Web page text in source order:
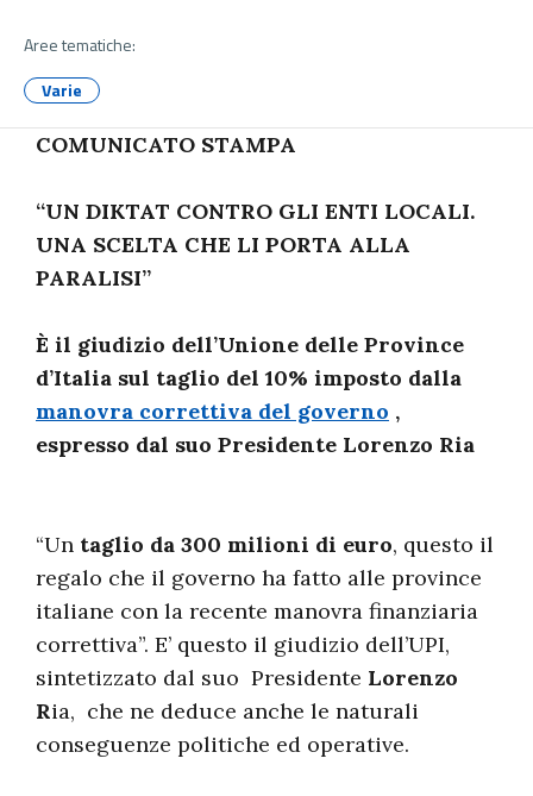
Aree tematiche:
Varie
COMUNICATO STAMPA
“UN DIKTAT CONTRO GLI ENTI LOCALI.
UNA SCELTA CHE LI PORTA ALLA
PARALISI”
È il giudizio dell’Unione delle Province
d’Italia sul taglio del 10% imposto dalla
manovra correttiva del governo ,
espresso dal suo Presidente Lorenzo Ria
“Un taglio da 300 milioni di euro, questo il
regalo che il governo ha fatto alle province
italiane con la recente manovra finanziaria
correttiva”. E’ questo il giudizio dell’UPI,
sintetizzato dal suo Presidente Lorenzo
Ria, che ne deduce anche le naturali
conseguenze politiche ed operative.